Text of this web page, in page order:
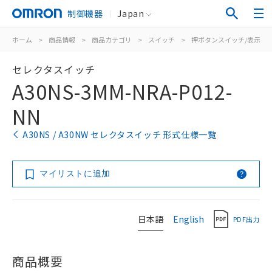
制御機器 Japan
ホーム > 商品情報 > 商品カテゴリ > スイッチ > 押ボタンスイッチ/表示灯
セレクタスイッチ
A30NS-3MM-NRA-P012-
NN
A30NS / A30NW セレクタスイッチ 形式仕様一覧
マイリストに追加
日本語 English PDF出力
商品概要